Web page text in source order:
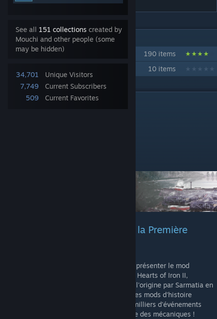
See all 151 collections created by
Mouchi and other people (some
may be hidden)
34,701
Unique Visitors
7,749
Current Subscribers
509
Current Favorites
IN 2 COLLECTIONS BY MOUCHI
Mods jouables en français
190 items
10 items
DESCRIPTION
"Et si l'Allemagne avait gagné la Première
L'équipe de Kaiserreich 4 est fière de vous présenter le mod
d'histoire alternative le plus populaire pour Hearts of Iron II,
Darkest Hour et Hearts of Iron IV ! Conçu à l'origine par Sarmatia en
2005, Kaiserreich est depuis devenu l'un des mods d'histoire
alternative les plus approfondis, avec des milliers d'événements
uniques, des graphiques, des pays et même des mécaniques !